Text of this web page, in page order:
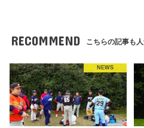
RECOMMEND こちらの記事も人
NEWS